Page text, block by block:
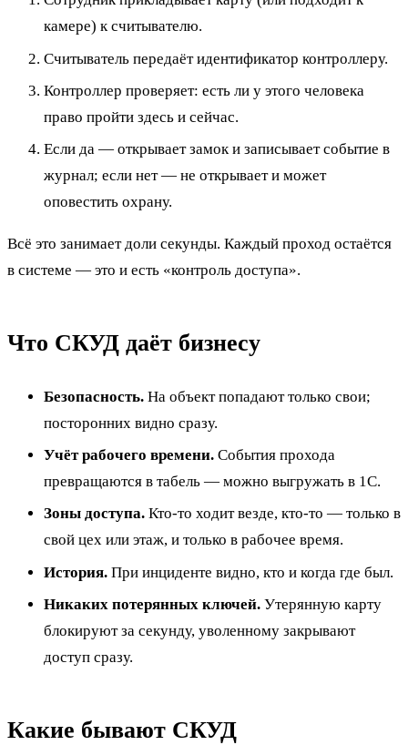
камере) к считывателю.
Считыватель передаёт идентификатор контроллеру.
Контроллер проверяет: есть ли у этого человека
право пройти здесь и сейчас.
Если да — открывает замок и записывает событие в
журнал; если нет — не открывает и может
оповестить охрану.
Всё это занимает доли секунды. Каждый проход остаётся
в системе — это и есть «контроль доступа».
Что СКУД даёт бизнесу
Безопасность. На объект попадают только свои;
посторонних видно сразу.
Учёт рабочего времени. События прохода
превращаются в табель — можно выгружать в 1С.
Зоны доступа. Кто-то ходит везде, кто-то — только в
свой цех или этаж, и только в рабочее время.
История. При инциденте видно, кто и когда где был.
Никаких потерянных ключей. Утерянную карту
блокируют за секунду, уволенному закрывают
доступ сразу.
Какие бывают СКУД